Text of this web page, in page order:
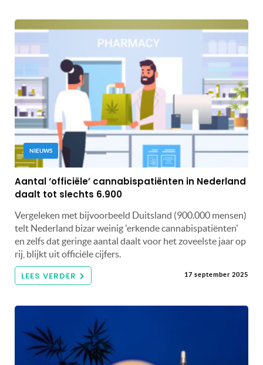
NIEUWS
Aantal ‘officiële’ cannabispatiënten in Nederland
daalt tot slechts 6.900
Vergeleken met bijvoorbeeld Duitsland (900.000 mensen)
telt Nederland bizar weinig 'erkende cannabispatiënten'
en zelfs dat geringe aantal daalt voor het zoveelste jaar op
rij, blijkt uit officiële cijfers.
LEES VERDER 17 september 2025